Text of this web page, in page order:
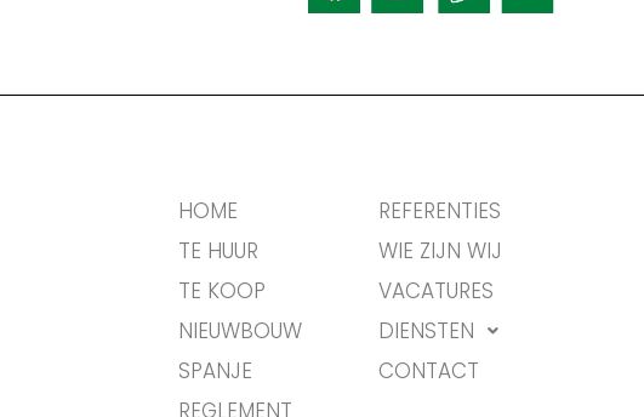
HOME
TE HUUR
TE KOOP
NIEUWBOUW
SPANJE
REGLEMENT
REFERENTIES
WIE ZIJN WIJ
VACATURES
DIENSTEN
CONTACT